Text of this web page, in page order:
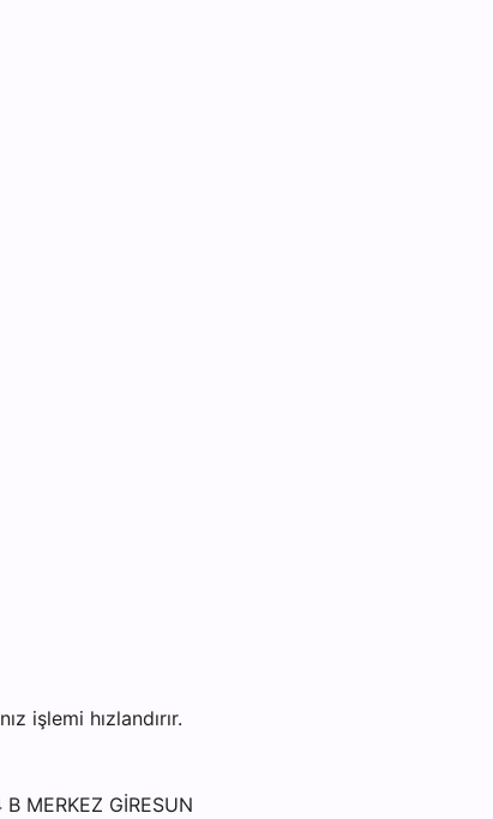
işlemi hızlandırır.
MERKEZ GİRESUN